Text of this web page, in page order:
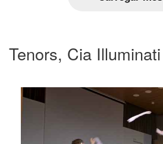
Tenors, Cia Illuminati